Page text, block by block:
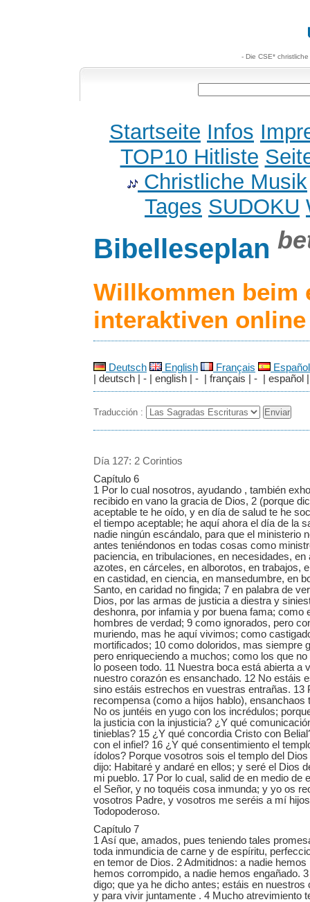
- Die CSE*
Startseite Infos
TOP10 Hitliste
Christliche Musik
Tages SUDOKU
Bibelleseplan
Willkommen beim
interaktiven
Deutsch English Français
Español
| deutsch | - | english | - | français | - | español |
Traducción :
Día 127: 2 Corintios
Capítulo 6
1 Por lo cual nosotros, ayudando , también
recibido en vano la gracia de Dios, 2 (porque
aceptable te he oído, y en día de salud te he
el tiempo aceptable; he aquí ahora el día de la
nadie ningún escándalo, para que el ministerio
antes teniéndonos en todas cosas como
paciencia, en tribulaciones, en necesidades, en
azotes, en cárceles, en alborotos, en trabajos,
en castidad, en ciencia, en mansedumbre, en
Santo, en caridad no fingida; 7 en palabra de
Dios, por las armas de justicia a diestra y
deshonra, por infamia y por buena fama; como
hombres de verdad; 9 como ignorados, pero
muriendo, mas he aquí vivimos; como
mortificados; 10 como doloridos, mas siempre
pero enriqueciendo a muchos; como los que
lo poseen todo. 11 Nuestra boca está abierta a
nuestro corazón es ensanchado. 12 No estáis
sino estáis estrechos en vuestras entrañas. 13
recompensa (como a hijos hablo), ensanchaos
No os juntéis en yugo con los incrédulos;
la justicia con la injusticia? ¿Y qué
tinieblas? 15 ¿Y qué concordia Cristo con
con el infiel? 16 ¿Y qué consentimiento el
ídolos? Porque vosotros sois el templo del
dijo: Habitaré y andaré en ellos; y seré el Dios
mi pueblo. 17 Por lo cual, salid de en medio de
el Señor, y no toquéis cosa inmunda; y yo os
vosotros Padre, y vosotros me seréis a mí
Todopoderoso.
Capítulo 7
1 Así que, amados, pues teniendo tales
toda inmundicia de carne y de espíritu,
en temor de Dios. 2 Admitidnos: a nadie hemos
hemos corrompido, a nadie hemos engañado.
digo; que ya he dicho antes; estáis en nuestros
y para vivir juntamente . 4 Mucho atrevimiento